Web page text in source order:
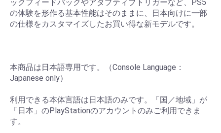
ックフィードバックやアダプティブトリガーなど、PS5
の体験を形作る基本性能はそのままに、日本向けに一部
の仕様をカスタマイズしたお買い得な新モデルです。
本商品は日本語専用です。（Console Language：
Japanese only）
利用できる本体言語は日本語のみです。「国／地域」が
「日本」のPlayStationのアカウントのみご利用できま
す。